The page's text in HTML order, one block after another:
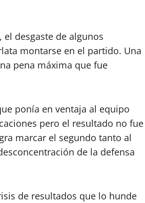
desgaste de algunos
montarse en el partido. Una
pena máxima que fue
ponía en ventaja al equipo
pero el resultado no fue
marcar el segundo tanto al
de la defensa
de resultados que lo hunde